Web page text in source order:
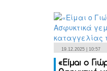
19.12.2025 | 10:57
«Είμαι ο